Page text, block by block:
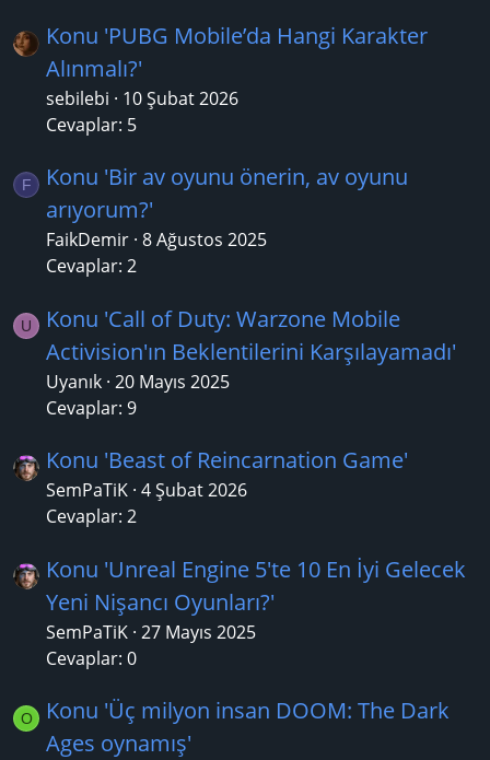
Konu 'PUBG Mobile’da Hangi Karakter
Alınmalı?'
sebilebi
10 Şubat 2026
Cevaplar: 5
F
Konu 'Bir av oyunu önerin, av oyunu
arıyorum?'
FaikDemir 8 Ağustos 2025
Cevaplar: 2
U
Konu 'Call of Duty: Warzone Mobile
Activision'ın Beklentilerini Karşılayamadı'
Uyanık 20 Mayıs 2025
Cevaplar: 9
Konu 'Beast of Reincarnation Game'
SemPaTiK 4 Şubat 2026
Cevaplar: 2
Konu 'Unreal Engine 5'te 10 En İyi Gelecek
Yeni Nişancı Oyunları?'
SemPaTiK 27 Mayıs 2025
Cevaplar: 0
O
Konu 'Üç milyon insan DOOM: The Dark
Ages oynamış'